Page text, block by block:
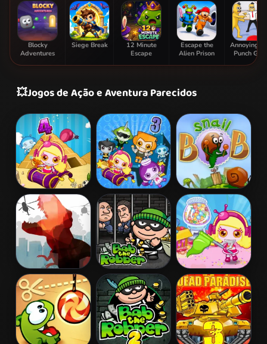
Blocky
Adventures
Siege Break
12 Minute
Escape
Escape the
Alien Prison
Annoying
Punch
💥Jogos de Ação e Aventura Parecidos
Bomb It 4 Bomb It 3 Snail Bob 2
L. A. Rex Bob The
Robber
Bomb It 5